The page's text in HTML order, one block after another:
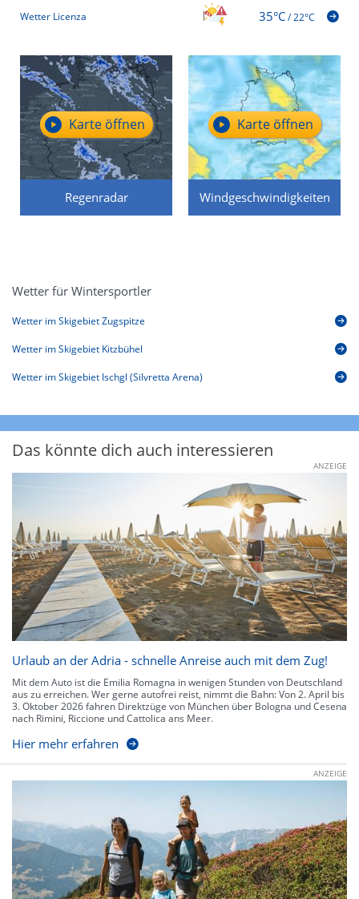
Wetter Licenza 35°C/22°C
Regenradar
Karte öffnen
Windgeschwindigkeiten
Karte öffnen
Wetter für Wintersportler
Wetter im Skigebiet Zugspitze
Wetter im Skigebiet Kitzbühel
Wetter im Skigebiet Ischgl (Silvretta Arena)
Das könnte dich auch interessieren
ANZEIGE
Urlaub an der Adria - schnelle Anreise auch mit dem Zug!
Mit dem Auto ist die Emilia Romagna in wenigen Stunden von Deutschland
aus zu erreichen. Wer gerne autofrei reist, nimmt die Bahn: Von 2. April bis
3. Oktober 2026 fahren Direktzüge von München über Bologna und Cesena
nach Rimini, Riccione und Cattolica ans Meer.
Hier mehr erfahren
ANZEIGE